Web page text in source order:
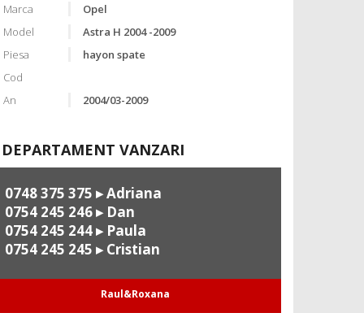
Marca
Opel
Model
Astra H 2004 -2009
Piesa
hayon spate
Cod
An
2004/03-2009
DEPARTAMENT VANZARI
0748 375 375 ▸ Adriana
0754 245 246▸ Dan
0754 245 244▸ Paula
0754 245 245 ▸ Cristian
Raul&Roxana